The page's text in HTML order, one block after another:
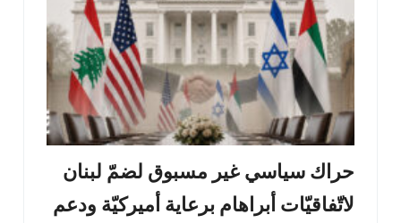
حراك سياسي غير مسبوق لضمّ لبنان
لاتّفاقيّات أبراهام برعاية أميركيّة ودعم